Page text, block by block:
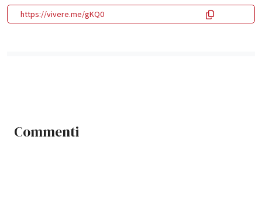
https://vivere.me/gKQ0
Commenti